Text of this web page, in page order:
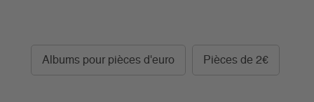
Albums pour pièces d'euro Pièces de 2€